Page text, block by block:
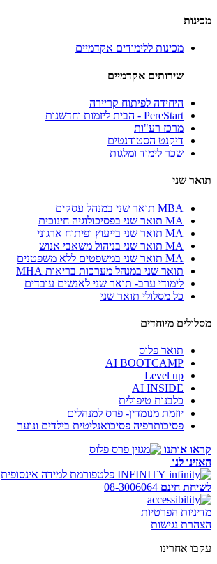
מכינות
מכינות ללימודים אקדמיים
שירותים אקדמיים
היחידה לפיתוח קריירה
PereStart - הבית ליזמות וחדשנות
מרכז רע"ות
דיקנט הסטודנטים
שכר לימוד ומלגות
תואר שני
MBA תואר שני במנהל עסקים
MA תואר שני בפסיכולוגיה חינוכית
MA תואר שני בייעוץ ופיתוח ארגוני
MA תואר שני בניהול משאבי אנוש
MA תואר שני במשפטים ללא משפטנים
תואר שני במנהל מערכות בריאות MHA
לימודי ערב- תואר שני לאנשים עובדים
כל מסלולי תואר שני
מסלולים מיוחדים
תואר פלוס
AI BOOTCAMP
Level up
AI INSIDE
כלבנות טיפולית
יוזמת מנומדין- פרס למנהלים
פסיכותרפיה פסיכואנליטית בילדים ונוער
קראו אותנו
האזינו לנו
INFINITY פלטפורמת למידה אינסופית
לשיחת חינם 08-3006064
מדיניות הפרטיות
הצהרת נגישות
עקבו אחרינו